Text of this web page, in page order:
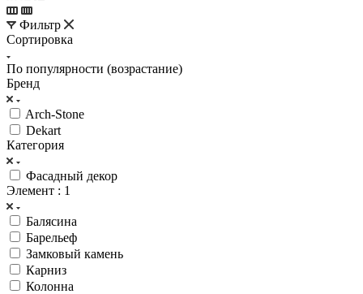
Фильтр
Сортировка
По популярности (возрастание)
Бренд
Arch-Stone
Dekart
Категория
Фасадный декор
Элемент : 1
Балясина
Барельеф
Замковый камень
Карниз
Колонна